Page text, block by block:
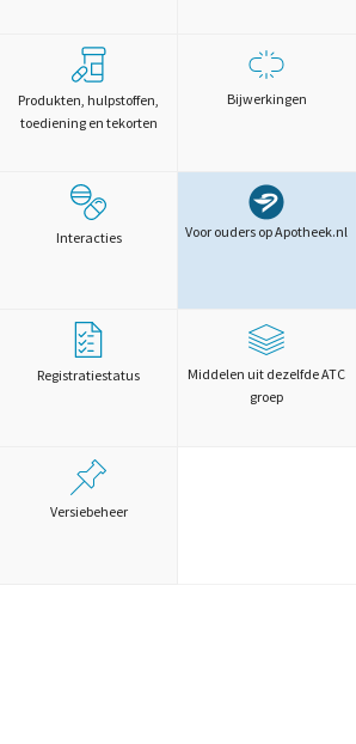
Produkten, hulpstoffen,
toediening en tekorten
Bijwerkingen
Interacties Voor ouders op Apotheek.nl
Registratiestatus
Middelen uit dezelfde ATC
groep
Versiebeheer